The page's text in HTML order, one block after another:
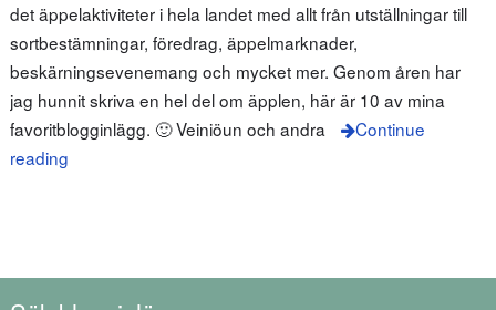
det äppelaktiviteter i hela landet med allt från utställningar till
sortbestämningar, föredrag, äppelmarknader,
beskärningsevenemang och mycket mer. Genom åren har
jag hunnit skriva en hel del om äpplen, här är 10 av mina
favoritblogginlägg. 🙂 Veiniöun och andra
Continue
reading